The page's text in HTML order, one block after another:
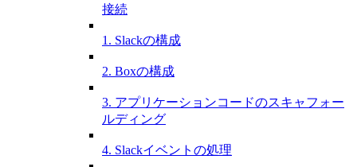
接続
1. Slackの構成
2. Boxの構成
3. アプリケーションコードのスキャフォー
ルディング
4. Slackイベントの処理